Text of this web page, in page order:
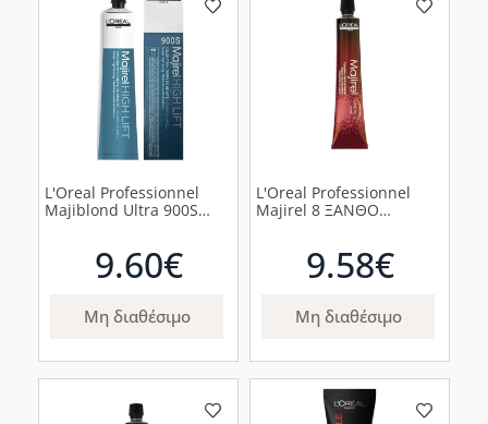
L'Oreal Professionnel
Majiblond Ultra 900S
9.60€
Μη διαθέσιμο
L'Oreal Professionnel
Majirel 8 ΞΑΝΘΟ
9.58€
Μη διαθέσιμο